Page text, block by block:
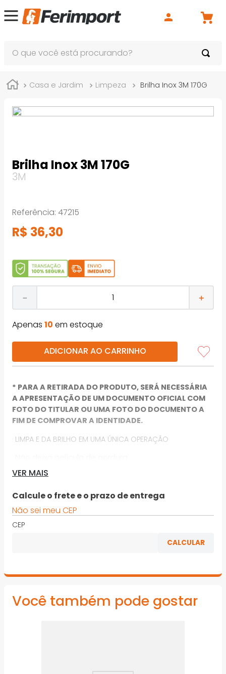
Casa e Jardim Limpeza Brilha Inox 3M 170G
Brilha Inox 3M 170G
3M
Referência: 47215
R$ 36,30
＋
－
Apenas 10 em estoque
ADICIONAR AO CARRINHO
* PARA A RETIRADA DO PRODUTO, SERÁ NECESSÁRIA
A APRESENTAÇÃO DE UM DOCUMENTO OFICIAL COM
FOTO DO TITULAR OU UMA FOTO DO DOCUMENTO A
FIM DE COMPROVAR A IDENTIDADE.
· LIMPA E DA BRILHO EM UMA ÚNICA OPERAÇÃO
· Não deixa marcas de dedos na superfície onde foi
· Limpa também superfície de plástico, esmaltado e
cerâmica
VER MAIS
Calcule o frete e o prazo de entrega
Não sei meu CEP
CEP
Você também pode gostar